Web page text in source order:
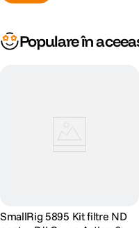
Populare în
SmallRig 5895 Kit filtre ND